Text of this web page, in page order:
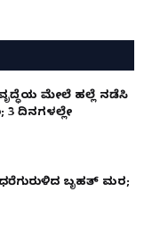
ಮೇಲೆ ಹಲ್ಲೆ ನಡೆಸಿ
ದಿನಗಳಲ್ಲೇ
ಧರೆಗುರುಳಿದ ಬೃಹತ್ ಮರ;